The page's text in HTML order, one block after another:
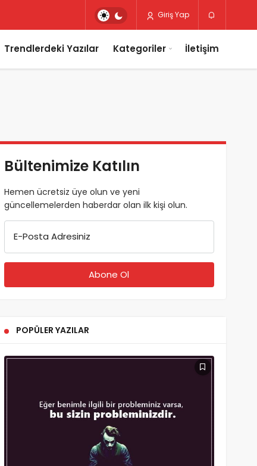
Giriş Yap
Trendlerdeki Yazılar Kategoriler İletişim
Bültenimize Katılın
Hemen ücretsiz üye olun ve yeni
güncellemelerden haberdar olan ilk kişi olun.
E-Posta Adresiniz
POPÜLER YAZILAR